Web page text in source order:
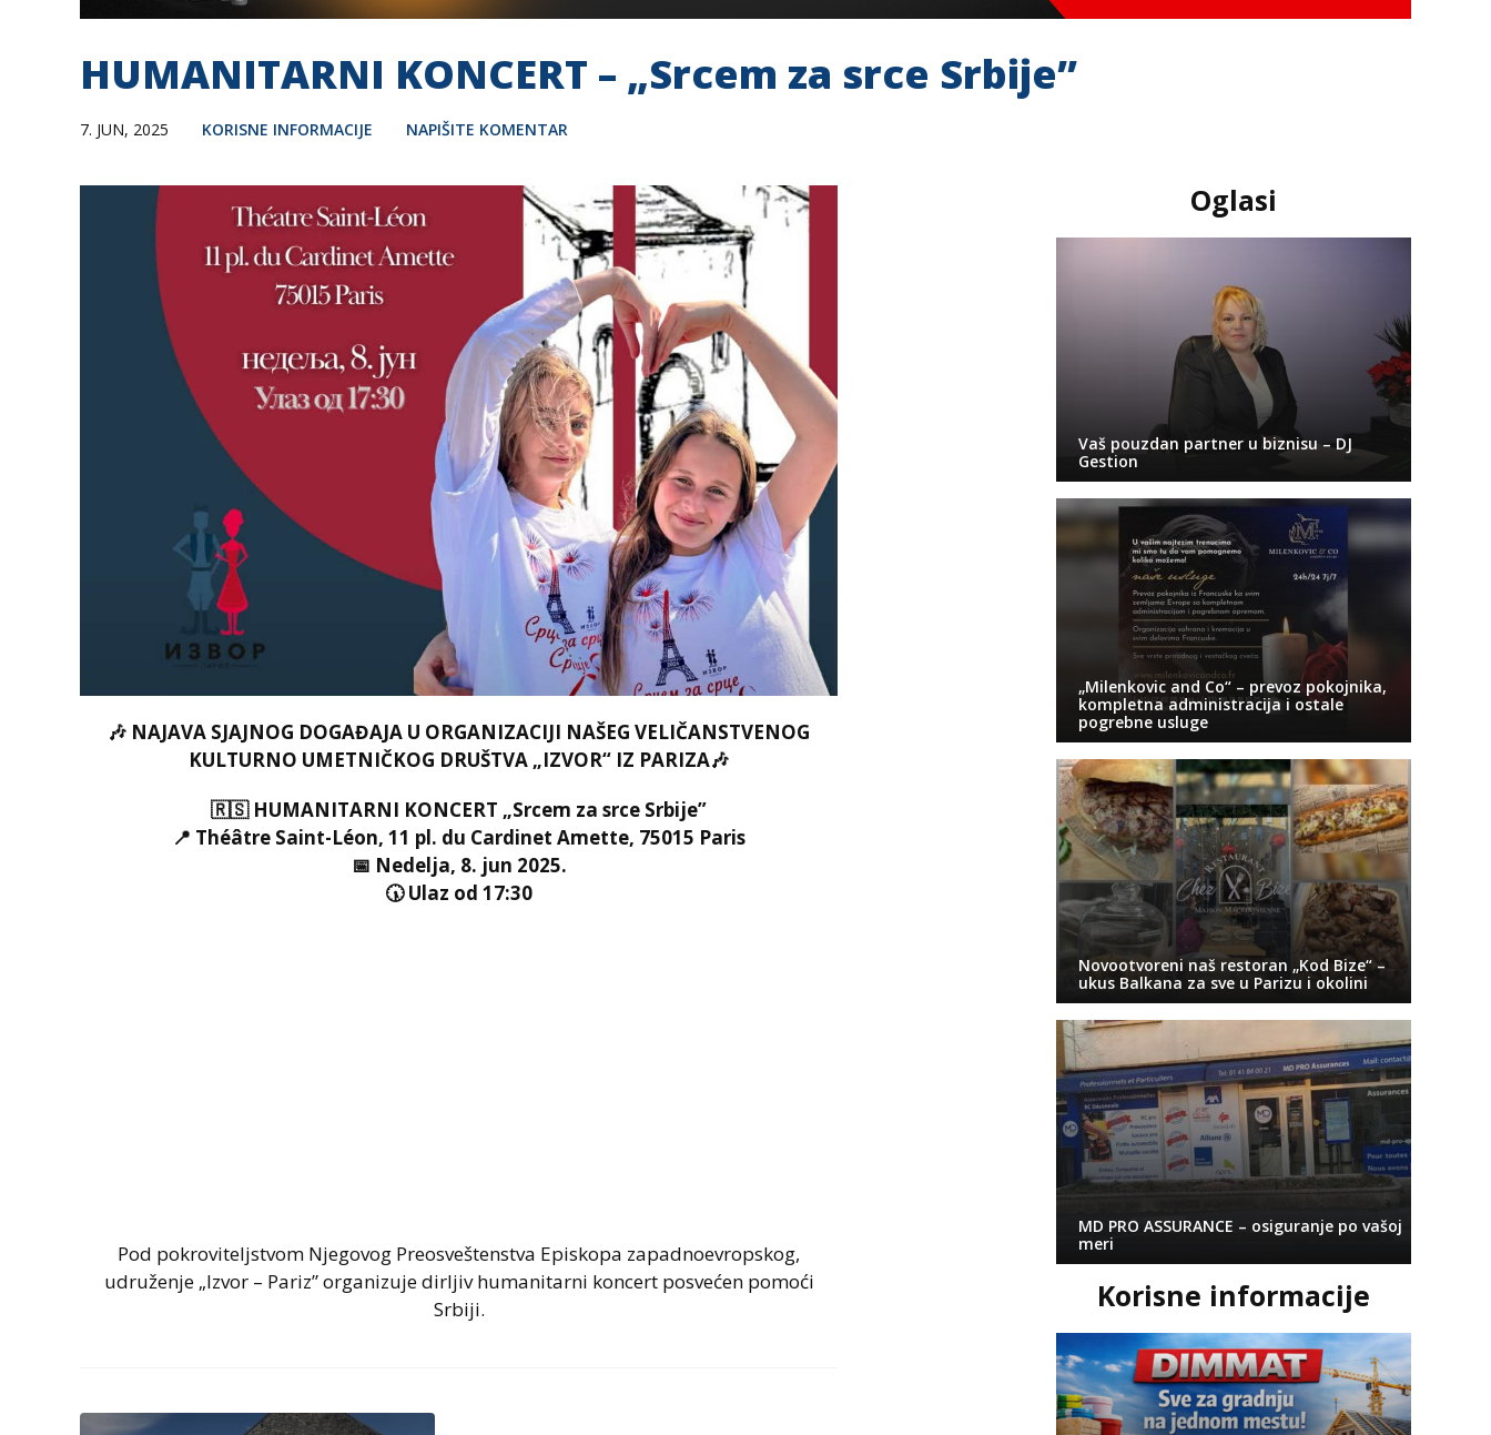
HUMANITARNI KONCERT – „Srcem za srce Srbije”
7. JUN, 2025 KORISNE INFORMACIJE NAPIŠITE KOMENTAR
🎶 NAJAVA SJAJNOG DOGAĐAJA U ORGANIZACIJI NAŠEG VELIČANSTVENOG
KULTURNO UMETNIČKOG DRUŠTVA „IZVOR“ IZ PARIZA🎶
🇷🇸 HUMANITARNI KONCERT „Srcem za srce Srbije”
📍 Théâtre Saint-Léon, 11 pl. du Cardinet Amette, 75015 Paris
📅 Nedelja, 8. jun 2025.
🕠 Ulaz od 17:30
Pod pokroviteljstvom Njegovog Preosveštenstva Episkopa zapadnoevropskog,
udruženje „Izvor – Pariz” organizuje dirljiv humanitarni koncert posvećen pomoći
Srbiji.
Oglasi
Vaš pouzdan partner u biznisu – DJ
Gestion
„Milenkovic and Co“ – prevoz pokojnika,
kompletna administracija i ostale
pogrebne usluge
Novootvoreni naš restoran „Kod Bize“ –
ukus Balkana za sve u Parizu i okolini
MD PRO ASSURANCE – osiguranje po vašoj
meri
Korisne informacije